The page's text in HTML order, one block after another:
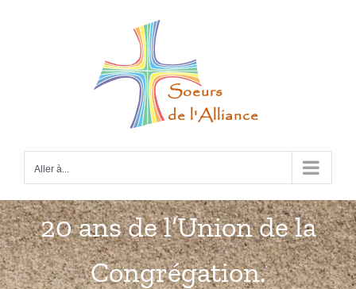
Aller à...
20 ans de l’Union de la
Congrégation.